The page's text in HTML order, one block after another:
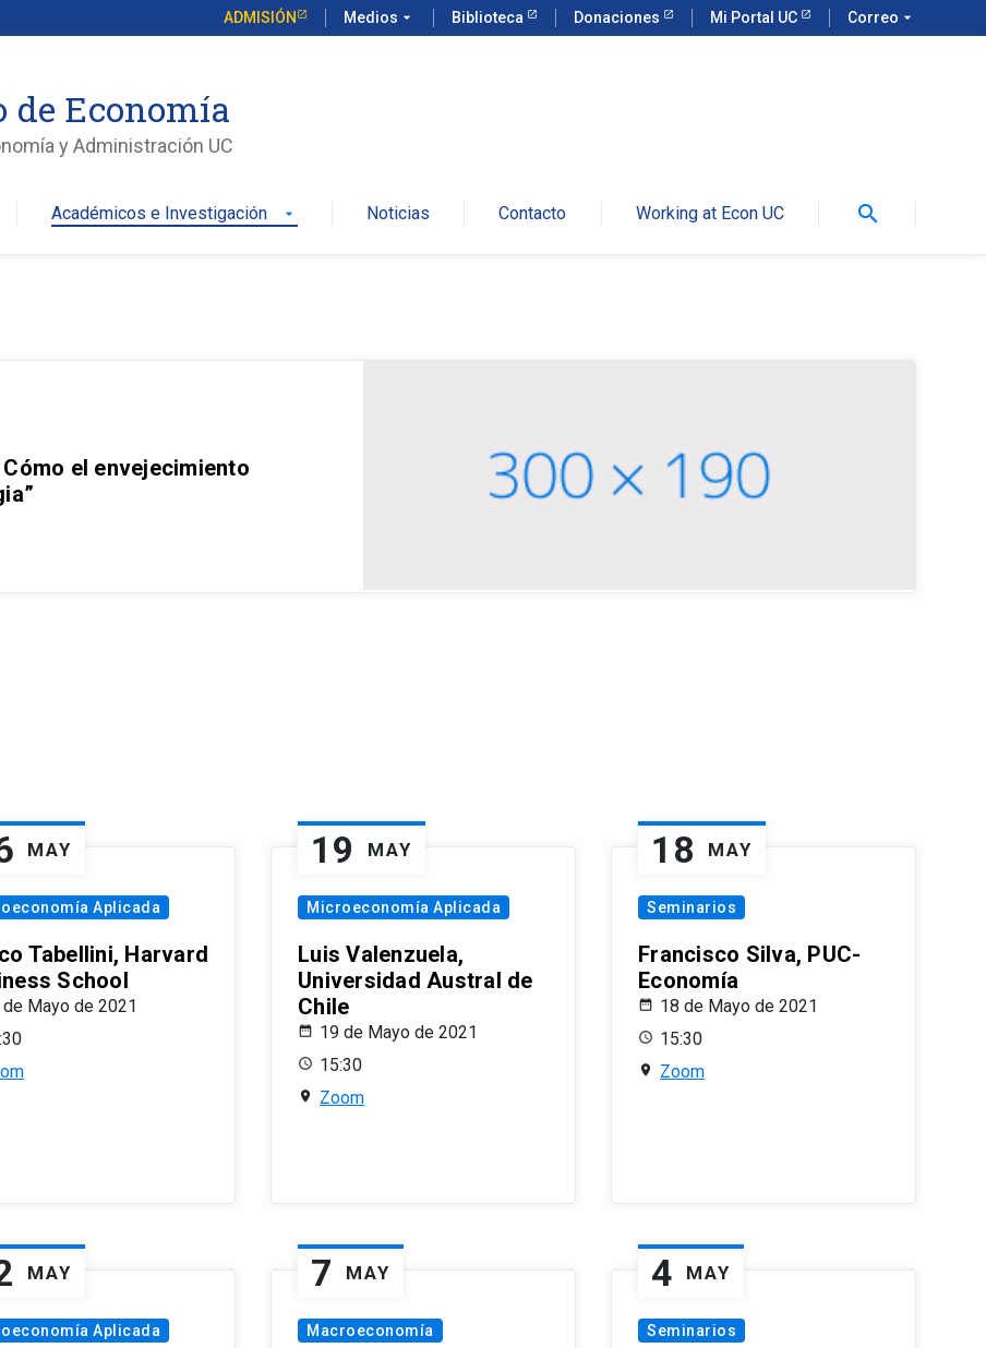
ADMISIÓN Medios arrow_drop_down Biblioteca Donaciones Mi Portal UC Correo arrow_drop_down
Economía
y Administración UC
Académicos e Investigación arrow_drop_down Noticias Contacto Working at Econ UC search
el envejecimiento
MAY
Aplicada
Tabellini, Harvard
School
Mayo de 2021
19 MAY
Microeconomía Aplicada
Luis Valenzuela,
Universidad Austral de
Chile
19 de Mayo de 2021
15:30
Zoom
18 MAY
Seminarios
Francisco Silva, PUC-
Economía
18 de Mayo de 2021
15:30
Zoom
MAY
Aplicada
7 MAY
Macroeconomía
4 MAY
Seminarios